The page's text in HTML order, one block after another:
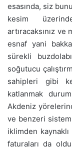
esasında, siz
kesim
artıracaksınız
esnaf yani
sürekli
soğutucu
sahipleri gibi
katlanmak
Akdeniz
ve benzeri
iklimden
faturaları da